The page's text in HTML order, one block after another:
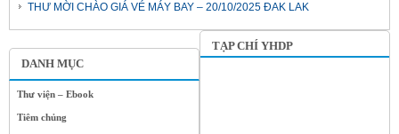
DANH MỤC
Thư viện – Ebook
Tiêm chủng
THƯ MỜI CHÀO GIÁ VÉ MÁY BAY – 20/10/2025 ĐAK LAK
TẠP CHÍ YHDP